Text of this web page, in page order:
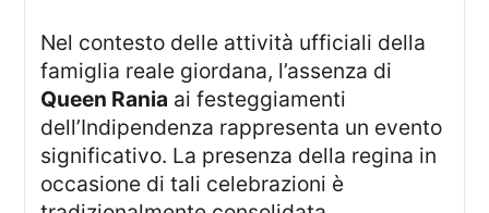
Nel contesto delle attività ufficiali della
famiglia reale giordana, l’assenza di
Queen Rania ai festeggiamenti
dell’Indipendenza rappresenta un evento
significativo. La presenza della regina in
occasione di tali celebrazioni è